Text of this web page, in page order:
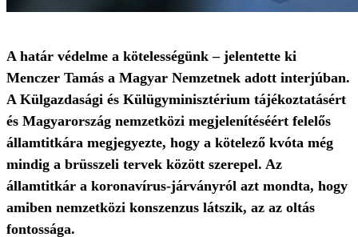
A határ védelme a kötelességünk – jelentette ki
Menczer Tamás a Magyar Nemzetnek adott interjúban.
A Külgazdasági és Külügyminisztérium tájékoztatásért
és Magyarország nemzetközi megjelenítéséért felelős
államtitkára megjegyezte, hogy a kötelező kvóta még
mindig a brüsszeli tervek között szerepel. Az
államtitkár a koronavírus-járványról azt mondta, hogy
amiben nemzetközi konszenzus látszik, az az oltás
fontossága.